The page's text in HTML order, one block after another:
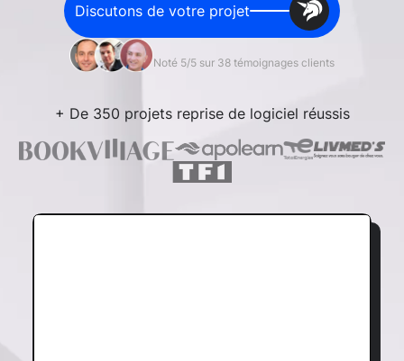
Discutons de votre projet
Noté 5/5 sur 38 témoignages clients
+ De 350 projets reprise de logiciel réussis